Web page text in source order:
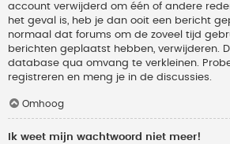
account verwijderd om één of andere
het geval is, heb je dan ooit een bericht
normaal dat forums om de zoveel tijd
berichten geplaatst hebben, verwijderen.
database qua omvang te verkleinen.
registreren en meng je in de discussies.
Omhoog
Ik weet mijn wachtwoord niet meer!